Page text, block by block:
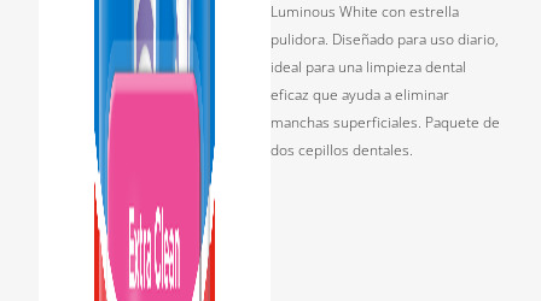
Luminous White con estrella
pulidora. Diseñado para uso diario,
ideal para una limpieza dental
eficaz que ayuda a eliminar
manchas superficiales. Paquete de
dos cepillos dentales.